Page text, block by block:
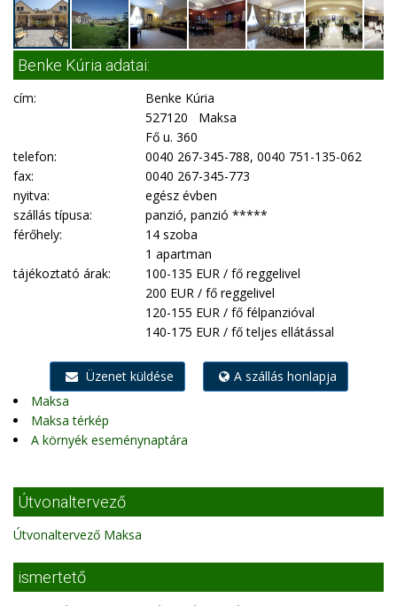
Benke Kúria adatai:
cím:
Benke Kúria
527120 Maksa
Fő u. 360
telefon:
0040 267-345-788, 0040 751-135-062
fax:
0040 267-345-773
nyitva:
egész évben
szállás típusa:
panzió, panzió *****
férőhely:
14 szoba
1 apartman
tájékoztató árak:
100-135 EUR / fő reggelivel
200 EUR / fő reggelivel
120-155 EUR / fő félpanzióval
140-175 EUR / fő teljes ellátással
Üzenet küldése
A szállás honlapja
Maksa
Maksa térkép
A környék eseménynaptára
Útvonaltervező
Útvonaltervező Maksa
ismertető